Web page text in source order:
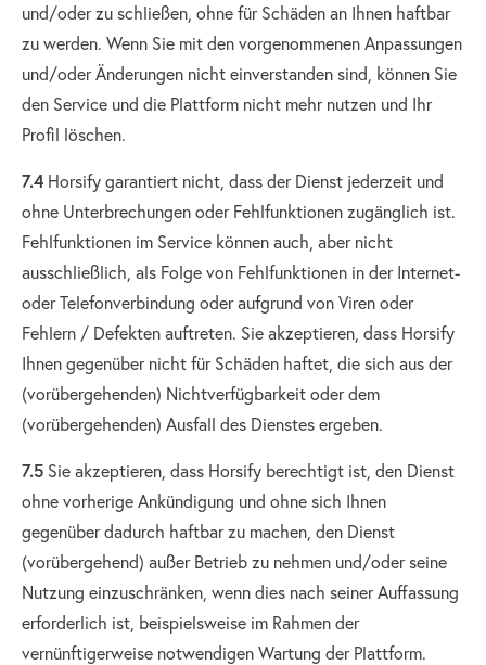
und/oder zu schließen, ohne für Schäden an Ihnen haftbar
zu werden. Wenn Sie mit den vorgenommenen Anpassungen
und/oder Änderungen nicht einverstanden sind, können Sie
den Service und die Plattform nicht mehr nutzen und Ihr
Profil löschen.
7.4 Horsify garantiert nicht, dass der Dienst jederzeit und
ohne Unterbrechungen oder Fehlfunktionen zugänglich ist.
Fehlfunktionen im Service können auch, aber nicht
ausschließlich, als Folge von Fehlfunktionen in der Internet-
oder Telefonverbindung oder aufgrund von Viren oder
Fehlern / Defekten auftreten. Sie akzeptieren, dass Horsify
Ihnen gegenüber nicht für Schäden haftet, die sich aus der
(vorübergehenden) Nichtverfügbarkeit oder dem
(vorübergehenden) Ausfall des Dienstes ergeben.
7.5 Sie akzeptieren, dass Horsify berechtigt ist, den Dienst
ohne vorherige Ankündigung und ohne sich Ihnen
gegenüber dadurch haftbar zu machen, den Dienst
(vorübergehend) außer Betrieb zu nehmen und/oder seine
Nutzung einzuschränken, wenn dies nach seiner Auffassung
erforderlich ist, beispielsweise im Rahmen der
vernünftigerweise notwendigen Wartung der Plattform.